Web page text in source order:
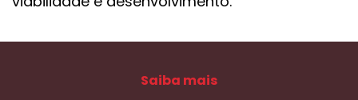
Saiba mais